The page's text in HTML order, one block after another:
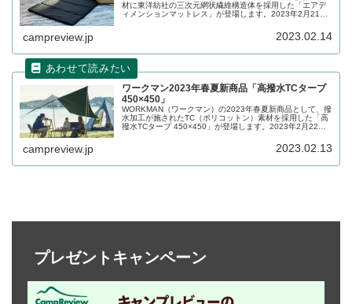
材に東洋紡社の三次元網状繊維構造体を採用した「エアデ
ィメンションマットレス」が登場します。2023年2月21日
campreview.jp 2023.02.14
ワークマン2023年春夏新商品「高撥水TCタープ
450×450」
WORKMAN（ワークマン）の2023年春夏新商品として、撥
水加工が施されたTC（ポリコットン）素材を採用した「高
撥水TCタープ 450×450」が登場します。2023年2月22日
campreview.jp 2023.02.13
プレゼントキャンペーン